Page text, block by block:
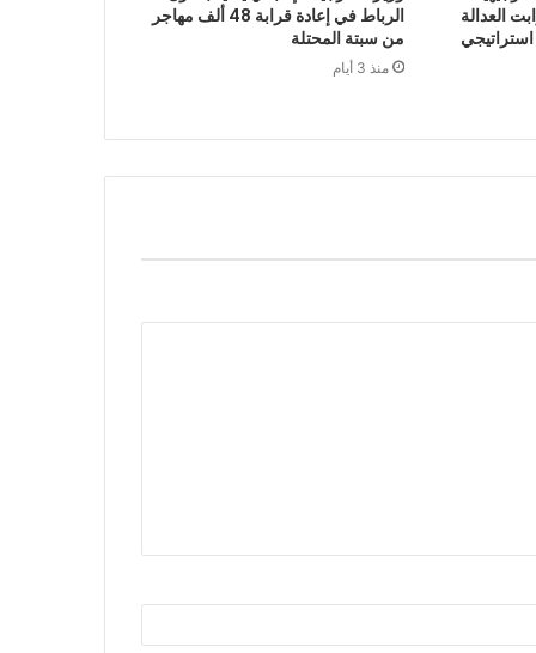
2027 أن ثوابت العدالة
استراتيجي
الرباط في إعادة قرابة 48 ألف مهاجر
من سبتة المحتلة
منذ 3 أيام